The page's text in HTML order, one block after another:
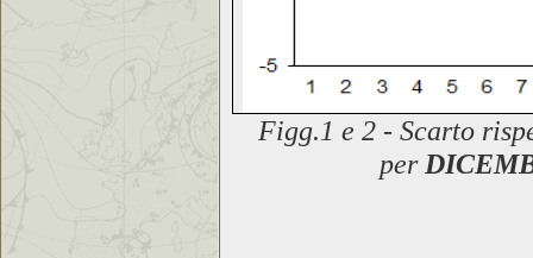
Figg.1 e 2 - Scarto
per